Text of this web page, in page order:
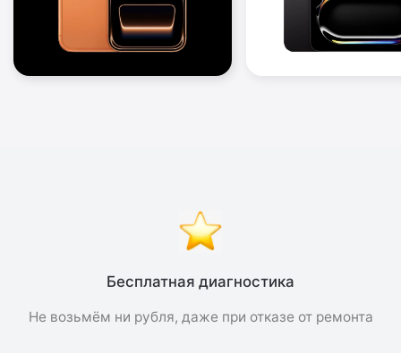
Бесплатная диагностика
Не возьмём ни рубля, даже при отказе от ремонта